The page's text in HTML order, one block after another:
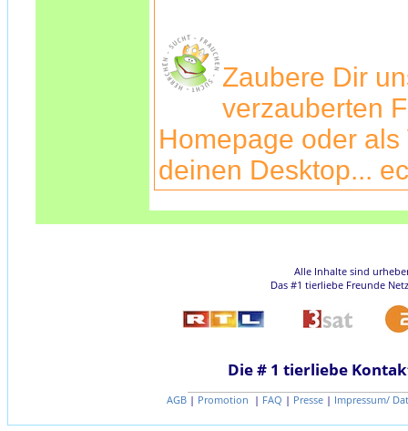
Zaubere Dir
verzauberten
Homepage oder
deinen Desktop...
Alle Inhalte sind
Das #1 tierliebe Freunde
Die # 1 tierliebe
AGB | Promotion | FAQ | Presse | Impressum/